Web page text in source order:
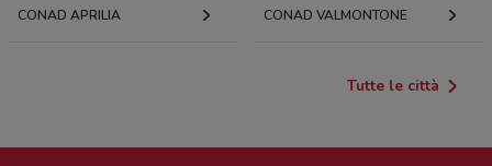
CONAD APRILIA CONAD VALMONTONE
Tutte le città